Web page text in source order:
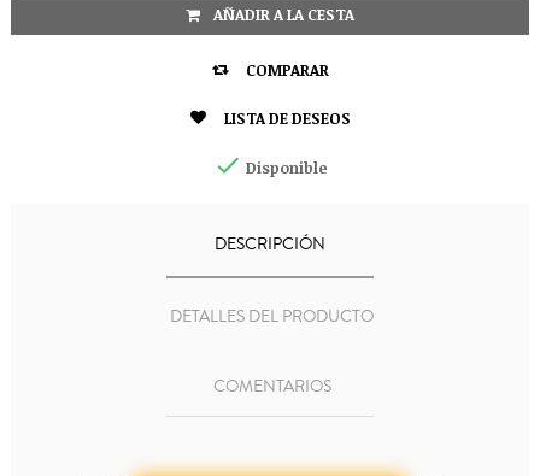
AÑADIR A LA CESTA
 COMPARAR
 LISTA DE DESEOS
 Disponible
DESCRIPCIÓN
DETALLES DEL PRODUCTO
COMENTARIOS